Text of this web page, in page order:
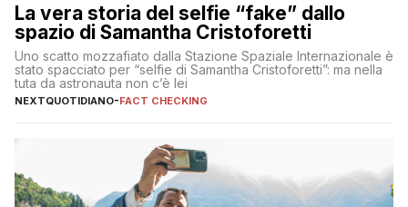
La vera storia del selfie “fake” dallo
spazio di Samantha Cristoforetti
Uno scatto mozzafiato dalla Stazione Spaziale Internazionale è
stato spacciato per “selfie di Samantha Cristoforetti”: ma nella
tuta da astronauta non c’è lei
NEXTQUOTIDIANO-FACT CHECKING